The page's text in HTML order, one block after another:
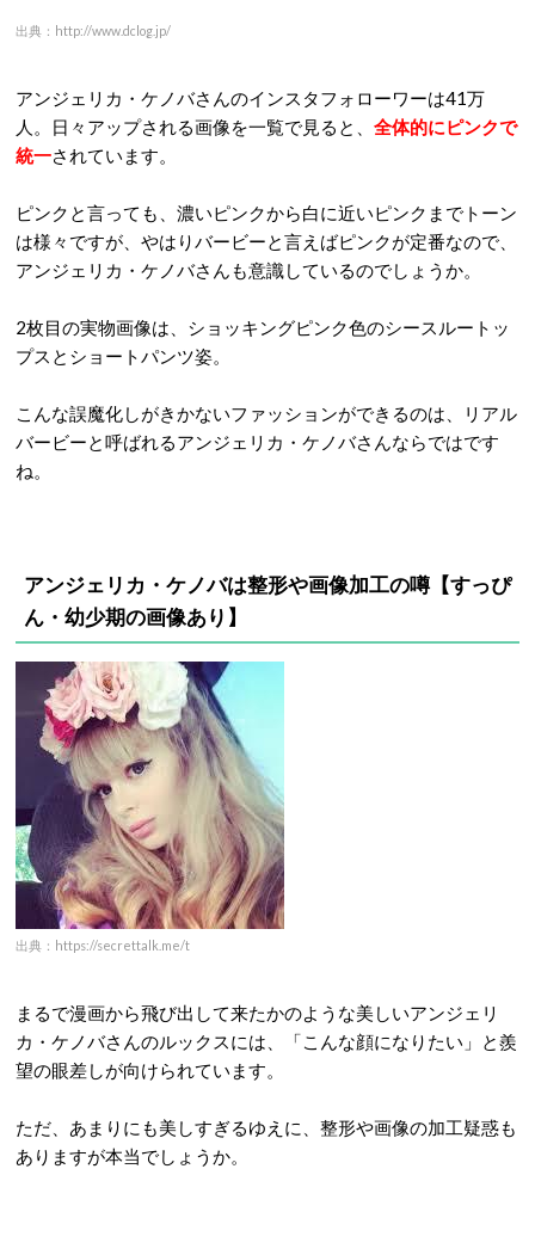
出典：http://www.dclog.jp/
アンジェリカ・ケノバさんのインスタフォローワーは41万
人。日々アップされる画像を一覧で見ると、 全体的にピンクで
統一されています。
ピンクと言っても、濃いピンクから白に近いピンクまでトーン
は様々ですが、やはりバービーと言えばピンクが定番なので、
アンジェリカ・ケノバさんも意識しているのでしょうか。
2枚目の実物画像は、ショッキングピンク色のシースルートッ
プスとショートパンツ姿。
こんな誤魔化しがきかないファッションができるのは、リアル
バービーと呼ばれるアンジェリカ・ケノバさんならではです
ね。
アンジェリカ・ケノバは整形や画像加工の噂【すっぴ
ん・幼少期の画像あり】
出典：https://secrettalk.me/t
まるで漫画から飛び出して来たかのような美しいアンジェリ
カ・ケノバさんのルックスには、「こんな顔になりたい」と羨
望の眼差しが向けられています。
ただ、あまりにも美しすぎるゆえに、整形や画像の加工疑惑も
ありますが本当でしょうか。